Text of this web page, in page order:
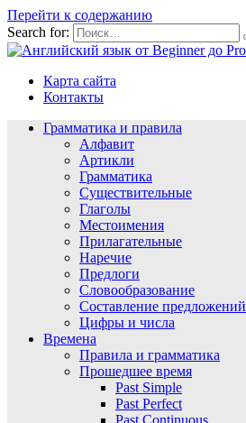
Перейти к содержанию
Search for:
Карта сайта
Контакты
Грамматика и правила
Алфавит
Артикли
Грамматика
Существительные
Глаголы
Местоимения
Прилагательные
Наречие
Предлоги
Словообразование
Составление предложений
Цифры и числа
Времена
Правила и грамматика
Прошедшее время
Past Simple
Past Perfect
Past Continuous